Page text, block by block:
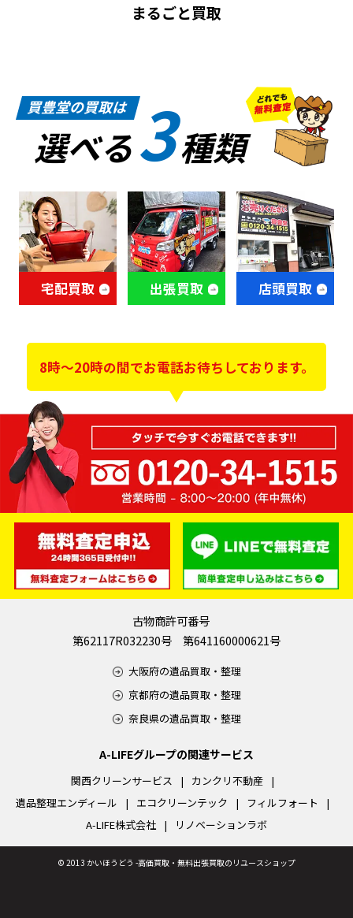
まるごと買取
買豊堂の買取は
選べる3種類
宅配買取 出張買取 店頭買取
8時～20時の間でお電話お待ちしております。
古物商許可番号
第62117R032230号 第641160000621号
大阪府の遺品買取・整理
京都府の遺品買取・整理
奈良県の遺品買取・整理
A-LIFEグループの関連サービス
関西クリーンサービス
カンクリ不動産
遺品整理エンディール
エコクリーンテック
フィルフォート
A-LIFE株式会社
リノベーションラボ
© 2013 かいほうどう -高価買取・無料出張買取のリユースショップ